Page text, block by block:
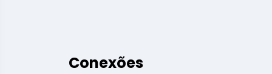
Conexões